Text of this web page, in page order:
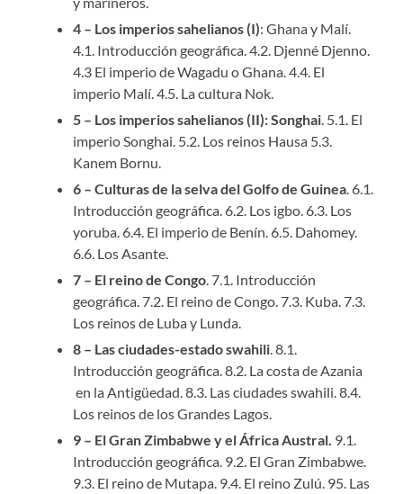
4 – Los imperios sahelianos (I): Ghana y Malí.
4.1. Introducción geográfica. 4.2. Djenné Djenno.
4.3 El imperio de Wagadu o Ghana. 4.4. El
imperio Malí. 4.5. La cultura Nok.
5 – Los imperios sahelianos (II): Songhai . 5.1. El
imperio Songhai. 5.2. Los reinos Hausa 5.3.
Kanem Bornu.
6 – Culturas de la selva del Golfo de Guinea . 6.1.
Introducción geográfica. 6.2. Los igbo. 6.3. Los
yoruba. 6.4. El imperio de Benín. 6.5. Dahomey.
6.6. Los Asante.
7 – El reino de Congo . 7.1. Introducción
geográfica. 7.2. El reino de Congo. 7.3. Kuba. 7.3.
Los reinos de Luba y Lunda.
8 – Las ciudades-estado swahili . 8.1.
Introducción geográfica. 8.2. La costa de Azania
en la Antigüedad. 8.3. Las ciudades swahili. 8.4.
Los reinos de los Grandes Lagos.
9 – El Gran Zimbabwe y el África Austral. 9.1.
Introducción geográfica. 9.2. El Gran Zimbabwe.
9.3. El reino de Mutapa. 9.4. El reino Zulú. 95. Las